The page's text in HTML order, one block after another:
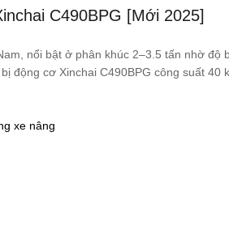
C490BPG [Mới 2025]
nổi bật ở phân khúc 2–3.5 tấn nhờ độ
động cơ Xinchai C490BPG công suất 40
xe nâng